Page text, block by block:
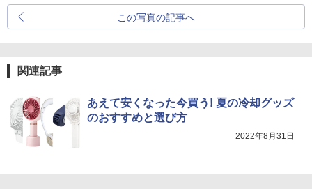
この写真の記事へ
関連記事
あえて安くなった今買う! 夏の冷却グッズ
のおすすめと選び方
2022年8月31日